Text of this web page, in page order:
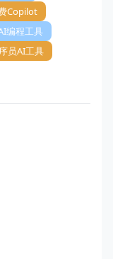
Copilot
编程工具
员AI工具